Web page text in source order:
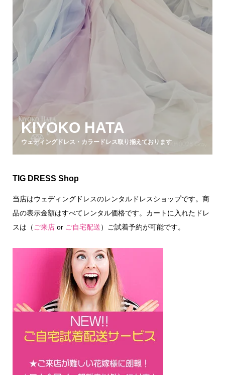
KIYOKO HATA
ウェディングドレス・カラードレス取り揃えております
TIG DRESS Shop
当店はウェディングドレスのレンタルドレスショップです。商
品の表示金額はすべてレンタル価格です。カートに入れたドレ
スは（ ご来店or ご自宅配送）ご試着予約が可能です。